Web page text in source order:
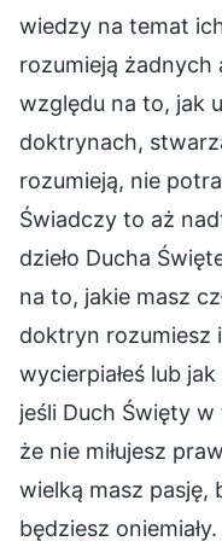
wiedzy na temat
rozumieją żadnych
względu na to, jak
doktrynach,
rozumieją, nie
Świadczy to aż
dzieło Ducha
na to, jakie masz
doktryn rozumiesz
wycierpiałeś lub
jeśli Duch Święty
że nie miłujesz
wielką masz pasję,
będziesz